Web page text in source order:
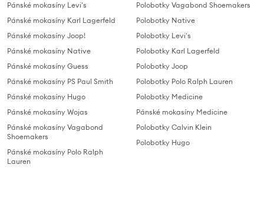
Pánské mokasíny Levi's
Pánské mokasíny Karl Lagerfeld
Pánské mokasíny Joop!
Pánské mokasíny Native
Pánské mokasíny Guess
Pánské mokasíny PS Paul Smith
Pánské mokasíny Hugo
Pánské mokasíny Wojas
Pánské mokasíny Vagabond
Shoemakers
Pánské mokasíny Polo Ralph
Lauren
Polobotky Vagabond Shoemakers
Polobotky Native
Polobotky Levi's
Polobotky Karl Lagerfeld
Polobotky Joop
Polobotky Polo Ralph Lauren
Polobotky Medicine
Pánské mokasíny Medicine
Polobotky Calvin Klein
Polobotky Hugo